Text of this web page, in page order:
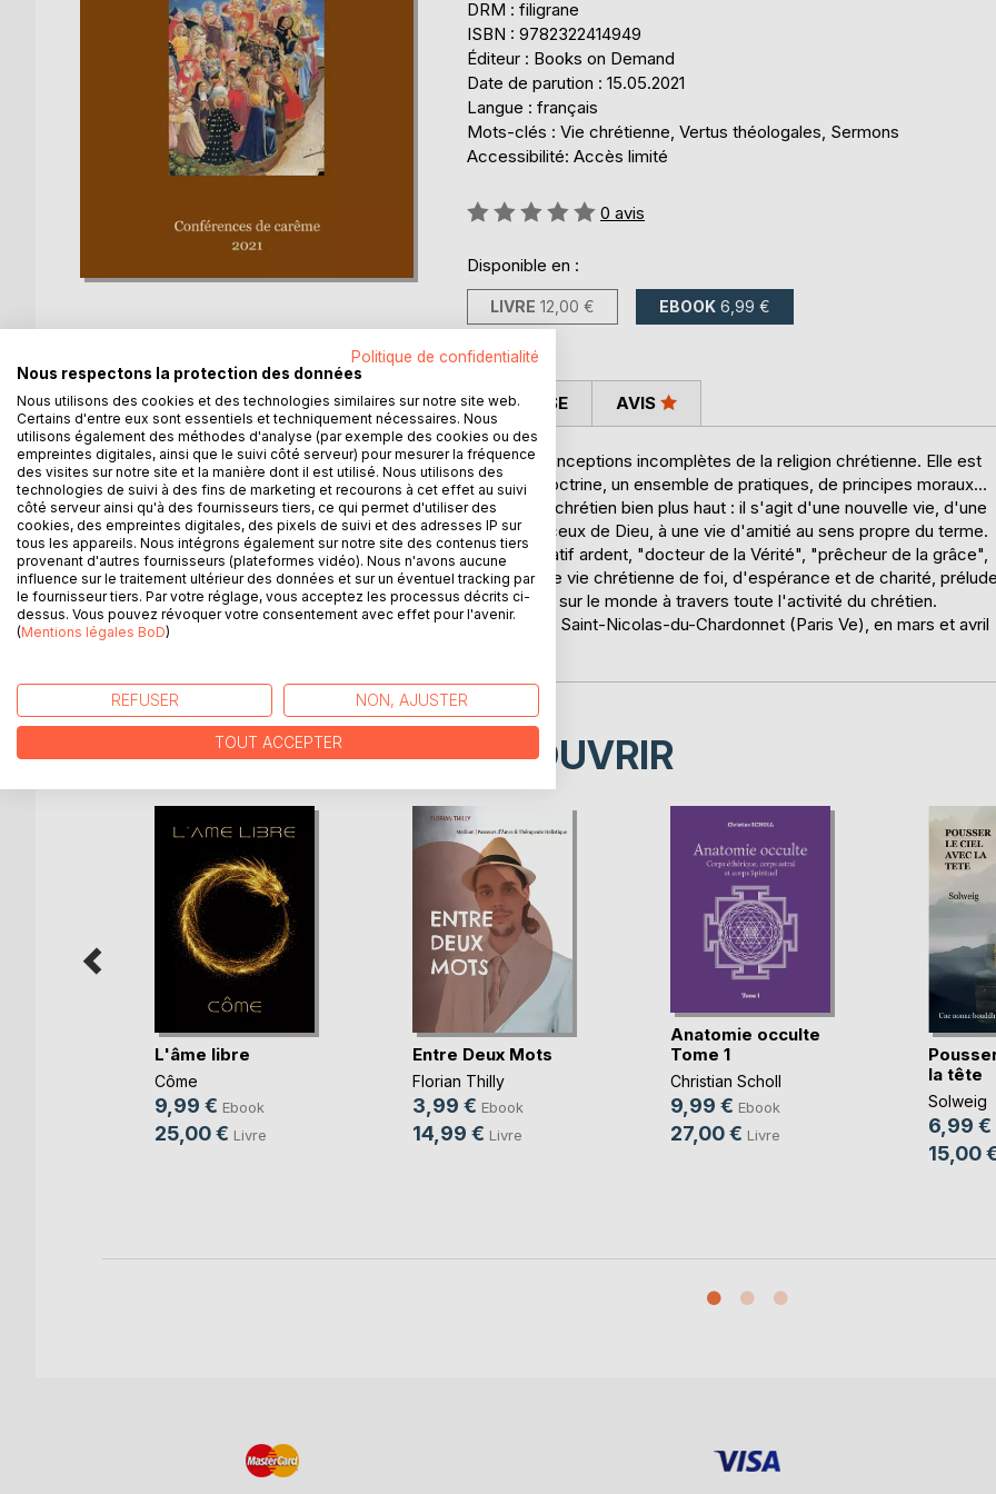
DRM : filigrane
ISBN : 9782322414949
Éditeur : Books on Demand
Date de parution : 15.05.2021
Langue : français
Mots-clés : Vie chrétienne, Vertus théologales, Sermons
Accessibilité: Accès limité
Évaluation:
0 avis
Disponible en :
LIVRE 12,00 € EBOOK 6,99 €
DESCRIPTION
On rencontre, même parmi les catholiques fidèles, des conceptions incomplètes de la religion chrétienne. Elle est
fréquemment comprise avant tout comme un corps de doctrine, un ensemble de pratiques, de principes moraux...
Or, par le baptême, Notre-Seigneur Jésus-Christ élève le chrétien bien plus haut : il s'agit d'une nouvelle vie, d'une
union profonde des vues, des volontés, des désirs avec ceux de Dieu, à une vie d'amitié au sens propre du terme.
L'exemple de saint Dominique (vers 1170-1221), contemplatif ardent, "docteur de la Vérité", "prêcheur de la grâce",
doit nous animer à redécouvrir l'essentiel : une authentique vie chrétienne de foi, d'espérance et de charité,
de la vie bienheureuse du ciel, une vie appelée à rayonner sur le monde à travers toute l'activité du chrétien.
Ces conférences de carême ont été prêchées en l'église Saint-Nicolas-du-Chardonnet (Paris Ve), en mars et avril
AUTEUR(S) CRITIQUES PRESSE AVIS
D’AUTRES TITRES À DÉCOUVRIR
L'âme libre
Côme
9,99 € Ebook
25,00 € Livre
Entre Deux Mots
Florian Thilly
3,99 € Ebook
14,99 € Livre
Anatomie occulte
Tome 1
Christian Scholl
9,99 € Ebook
27,00 € Livre
la tête
Solweig
6,99 €
15,00
Politique de confidentialité
Nous respectons la protection des données
Nous utilisons des cookies et des technologies similaires sur notre site web.
Certains d'entre eux sont essentiels et techniquement nécessaires. Nous
utilisons également des méthodes d'analyse (par exemple des cookies ou des
empreintes digitales, ainsi que le suivi côté serveur) pour mesurer la fréquence
des visites sur notre site et la manière dont il est utilisé. Nous utilisons des
technologies de suivi à des fins de marketing et recourons à cet effet au suivi
côté serveur ainsi qu'à des fournisseurs tiers, ce qui permet d'utiliser des
cookies, des empreintes digitales, des pixels de suivi et des adresses IP sur
tous les appareils. Nous intégrons également sur notre site des contenus tiers
provenant d'autres fournisseurs (plateformes vidéo). Nous n'avons aucune
influence sur le traitement ultérieur des données et sur un éventuel tracking par
le fournisseur tiers. Par votre réglage, vous acceptez les processus décrits ci-
dessus. Vous pouvez révoquer votre consentement avec effet pour l'avenir.
(Mentions légales BoD)
REFUSER NON, AJUSTER
TOUT ACCEPTER